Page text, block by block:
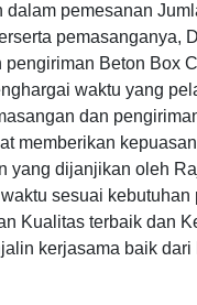
dalam pemesanan
pemasanganya,
pengiriman Beton Box
waktu yang
dan
memberikan
yang dijanjikan oleh
sesuai kebutuhan
Kualitas terbaik dan
kerjasama baik dari